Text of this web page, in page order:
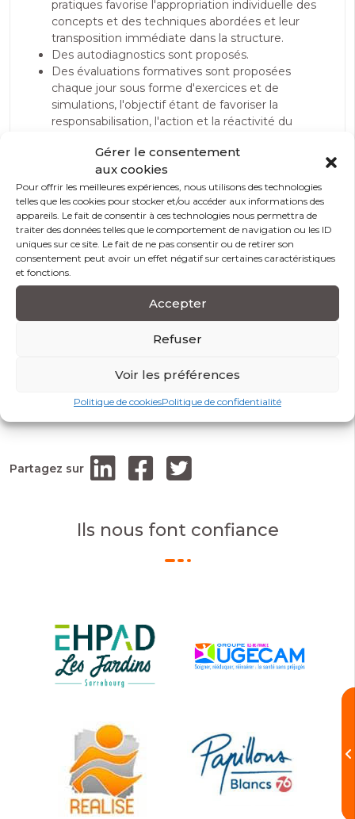
Gérer le consentement
aux cookies
Pour offrir les meilleures expériences, nous utilisons des technologies
telles que les cookies pour stocker et/ou accéder aux informations des
appareils. Le fait de consentir à ces technologies nous permettra de
traiter des données telles que le comportement de navigation ou les ID
uniques sur ce site. Le fait de ne pas consentir ou de retirer son
consentement peut avoir un effet négatif sur certaines caractéristiques
et fonctions.
Accepter
Refuser
Voir les préférences
Politique de cookiesPolitique de confidentialité
pratiques favorise l'appropriation individuelle des
concepts et des techniques abordées et leur
transposition immédiate dans la structure.
Des autodiagnostics sont proposés.
Des évaluations formatives sont proposées
chaque jour sous forme d'exercices et de
simulations, l'objectif étant de favoriser la
responsabilisation, l'action et la réactivité du
Une importance conséquente est accordée à la
participation active des stagiaires par le biais de
l’analyse des pratiques et l’utilisation de
techniques de simulation et de jeux de rôle
Modalités et conditions d’accès
Modalité d’évaluation
Accessibilité handicap
Partagez sur
Ils nous font confiance